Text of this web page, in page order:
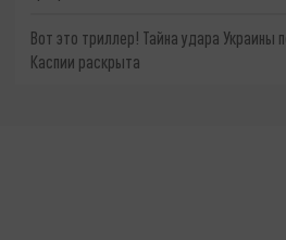
Вот это триллер! Тайна удара Украины
Каспии раскрыта